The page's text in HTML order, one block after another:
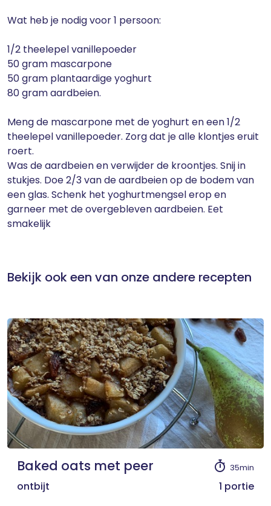
Wat heb je nodig voor 1 persoon:
1/2 theelepel vanillepoeder
50 gram mascarpone
50 gram plantaardige yoghurt
80 gram aardbeien.
Meng de mascarpone met de yoghurt en een 1/2
theelepel vanillepoeder. Zorg dat je alle klontjes eruit
roert.
Was de aardbeien en verwijder de kroontjes. Snij in
stukjes. Doe 2/3 van de aardbeien op de bodem van
een glas. Schenk het yoghurtmengsel erop en
garneer met de overgebleven aardbeien. Eet
smakelijk
Bekijk ook een van onze andere recepten
Baked oats met peer 35min
ontbijt 1 portie